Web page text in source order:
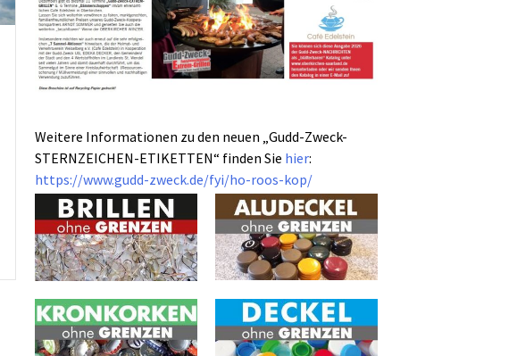
Weitere Informationen zu den neuen „Gudd-Zweck-
STERNZEICHEN-ETIKETTEN“ finden Sie hier:
https://www.gudd-zweck.de/fyi/ho-roos-kop/